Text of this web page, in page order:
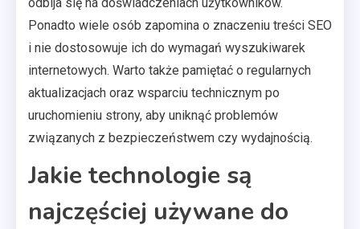
Ponadto wiele osób zapomina o znaczeniu treści SEO
i nie dostosowuje ich do wymagań wyszukiwarek
internetowych. Warto także pamiętać o regularnych
aktualizacjach oraz wsparciu technicznym po
uruchomieniu strony, aby uniknąć problemów
związanych z bezpieczeństwem czy wydajnością.
Jakie technologie są
najczęściej używane do